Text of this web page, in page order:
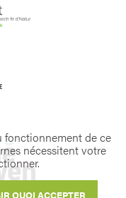
fonctionnement de ce
nécessitent votre
QUOI ACCEPTER